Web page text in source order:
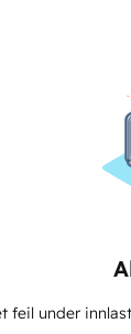
feil under